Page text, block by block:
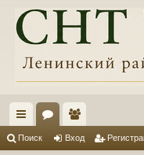
с ол
Поиск Вход